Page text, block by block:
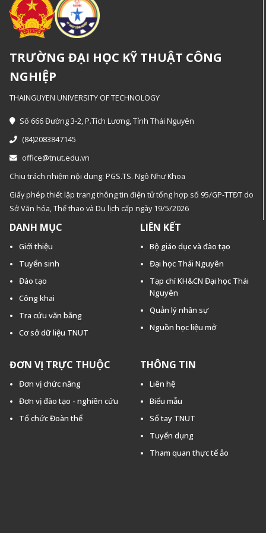
TRƯỜNG ĐẠI HỌC KỸ THUẬT CÔNG
NGHIỆP
THAINGUYEN UNIVERSITY OF TECHNOLOGY
Số 666 Đường 3-2, P.Tích Lương, Tỉnh Thái Nguyên
(84)2083847145
office@tnut.edu.vn
Chịu trách nhiệm nội dung: PGS.TS. Ngô Như Khoa
Giấy phép thiết lập trang thông tin điện tử tổng hợp số 95/GP-TTĐT do
Sở Văn hóa, Thế thao và Du lịch cấp ngày 19/5/2026
DANH MỤC
Giới thiệu
Tuyển sinh
Đào tạo
Công khai
Tra cứu văn bằng
Cơ sở dữ liệu TNUT
LIÊN KẾT
Bộ giáo dục và đào tạo
Đại học Thái Nguyên
Tạp chí KH&CN Đại học Thái
Nguyên
Quản lý nhân sự
Nguồn học liệu mở
ĐƠN VỊ TRỰC THUỘC
Đơn vị chức năng
Đơn vị đào tạo - nghiên cứu
Tổ chức Đoàn thể
THÔNG TIN
Liên hệ
Biểu mẫu
Sổ tay TNUT
Tuyển dụng
Tham quan thực tế ảo